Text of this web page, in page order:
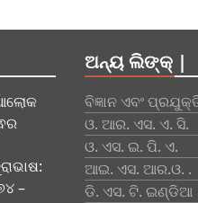
–
ଅନ୍ୟ ଲିଙ୍କ୍ |
ବିଜ୍ଞାନ ଏବଂ
ଓ. ଆର. ଏସ. ଏ. ସି.
ଓ. ଏସ. ଇ. ପି. ଏ.
ଆଇ. ଏସ. ଆର.ଓ. .
ଡି. ଏସ. ଟି. ଇଣ୍ଡିଆ